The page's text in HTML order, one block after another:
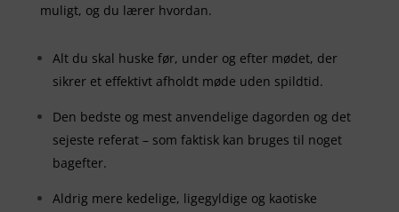
muligt, og du lærer hvordan.
Alt du skal huske før, under og efter mødet, der
sikrer et effektivt afholdt møde uden spildtid.
Den bedste og mest anvendelige dagorden og det
sejeste referat – som faktisk kan bruges til noget
bagefter.
Aldrig mere kedelige, ligegyldige og kaotiske